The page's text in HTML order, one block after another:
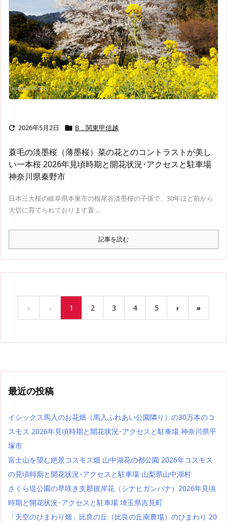
 2026年5月2日  B．関東甲信越
蓑毛の淡墨桜（薄墨桜）菜の花とのコントラストが美し
い一本桜 2026年見頃時期と開花状況･アクセスと駐車場
神奈川県秦野市
日本三大桜の岐阜県本巣市の根尾谷淡墨桜の子孫で、30年ほど前から
大切に育てられております蓑 ...
記事を読む
« ‹ 1 2 3 4 5 › »
最近の投稿
イシックス馬入のお花畑（馬入ふれあい公園隣り）の30万本のコ
スモス 2026年見頃時期と開花状況･アクセスと駐車場 神奈川県平
塚市
富士山を望む絶景コスモス畑 山中湖花の都公園 2026年コスモス
の見頃時期と開花状況･アクセスと駐車場 山梨県山中湖村
さくら堤公園の早咲き支那彼岸花（シナヒガンバナ）2026年見頃
時期と開花状況･アクセスと駐車場 埼玉県吉見町
「天空のひまわり畑」比良の丘（比良の丘南農場）のひまわり 20